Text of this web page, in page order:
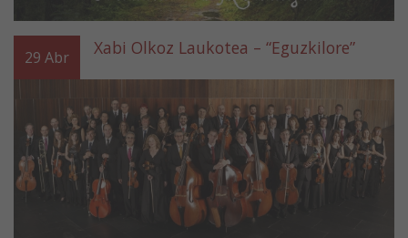
29 Abr Xabi Olkoz Laukotea – “Eguzkilore”